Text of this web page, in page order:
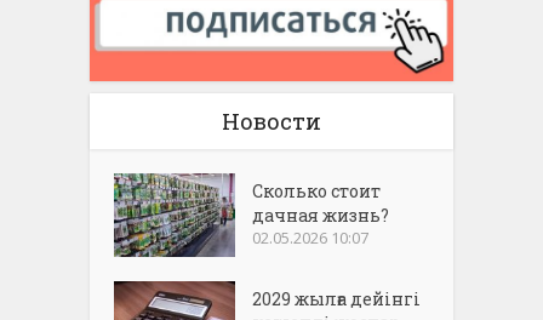
Новости
Сколько стоит
дачная жизнь?
02.05.2026 10:07
2029 жылға дейінгі